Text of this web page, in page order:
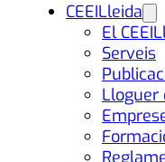
CEEILleida
El
Serveis
Lloguer